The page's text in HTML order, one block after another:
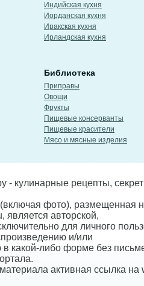
Индийская кухня
Иорданская кухня
Иракская кухня
Ирландская кухня
Библиотека
Приправы
Овощи
Фрукты
Пищевые консерванты
Пищевые красители
Мясо и мясные изделия
- кулинарные рецепты,
фото), размещенная
является авторской,
для личного
и/или
в какой-либо форме без
активная ссылка на